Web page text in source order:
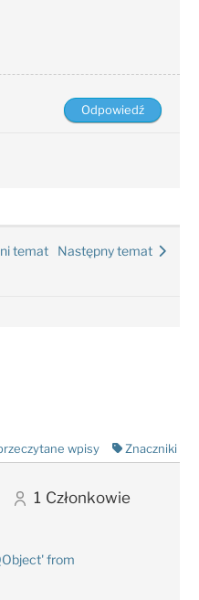
temat Następny temat
wpisy Znaczniki
1 Członkowie
from